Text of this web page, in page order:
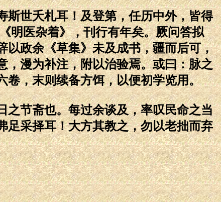
世夭札耳！及登第，任历中外，皆得
明医杂着》，刊行有年矣。厥问答拟
以政余《草集》未及成书，疆而后可，
，漫为补注，附以治验焉。或曰：脉之
卷，末则续备方饵，以便初学览用。
节斋也。每过余谈及，率叹民命之当
足采择耳！大方其教之，勿以老拙而弃